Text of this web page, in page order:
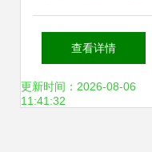
发 教育技术学专业
的新视角与实践指
查看详情
更新时间：2026-08-06
11:41:32